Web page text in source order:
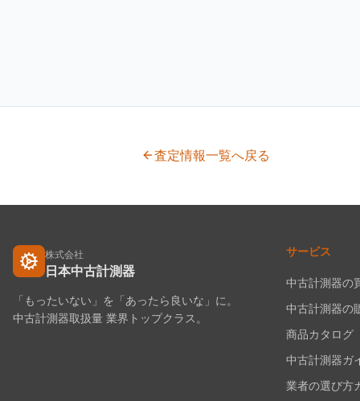
査定情報一覧へ戻る
株式会社
日本中古計測器
「もったいない」を「あったら良いな」に。
中古計測器取扱量 業界トップクラス。
サービス
中古計測器の
中古計測器の
商品カタログ
中古計測器ガ
業者の選び方